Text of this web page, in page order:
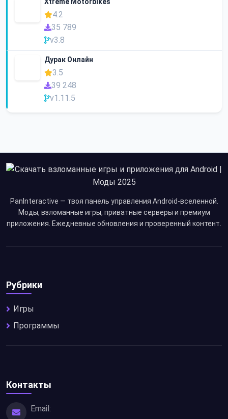
Xtreme Motorbikes
4.2
35 789
v3.8
Дурак Онлайн
3.5
39 248
v1.11.5
PanInteractive — твоя панель управления Android-вселенной.
Моды, взломанные игры, приватные серверы и премиум
приложения. Ежедневные обновления и проверенный контент.
Рубрики
Игры
Программы
Контакты
Email: